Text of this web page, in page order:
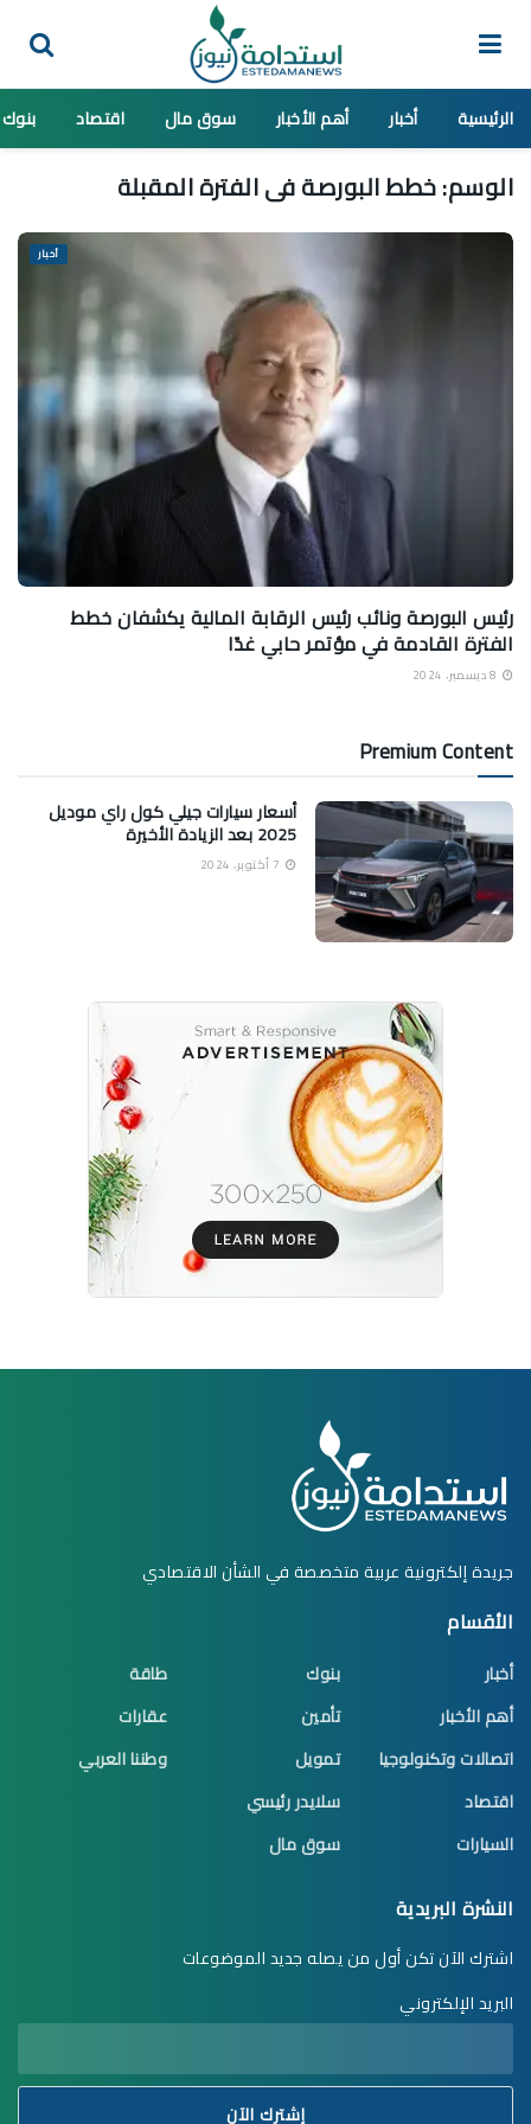
الرئيسية أخبار أهم الأخبار سوق مال اقتصاد بنوك
الوسم:خطط البورصة فى الفترة المقبلة
أخبار
رئيس البورصة ونائب رئيس الرقابة المالية يكشفان خطط
الفترة القادمة في مؤتمر حابي غدًا
Premium Content
أسعار سيارات جيلي كول راي موديل
2025 بعد الزيادة الأخيرة
جريدة إلكترونية عربية متخصصة في الشأن الاقتصادي
الأقسام
أخبار
أهم الأخبار
اتصالات وتكنولوجيا
اقتصاد
السيارات
بنوك
تأمين
تمويل
سلايدر رئيسي
سوق مال
طاقة
عقارات
وطننا العربي
النشرة البريدية
اشترك الآن تكن أول من يصله جديد الموضوعات
البريد الإلكتروني